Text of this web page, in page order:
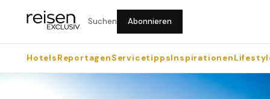
Suchen Abonnieren
HotelsReportagenServicetippsInspirationen